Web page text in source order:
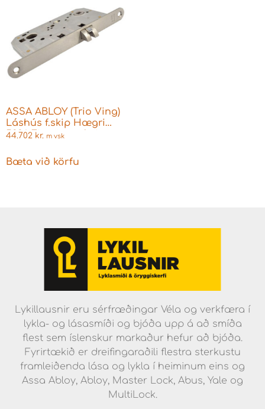
ASSA ABLOY (Trio Ving)
Láshús f.skip Hægri
5336 Eingöngu fyrir
44.702 kr. m vsk
Bæta við körfu
Lykillausnir eru sérfræðingar Véla og verkfæra í
lykla- og lásasmíði og bjóða upp á að smíða
flest sem íslenskur markaður hefur að bjóða.
Fyrirtækið er dreifingaraðili flestra sterkustu
framleiðenda lása og lykla í heiminum eins og
Assa Abloy, Abloy, Master Lock, Abus, Yale og
MultiLock.